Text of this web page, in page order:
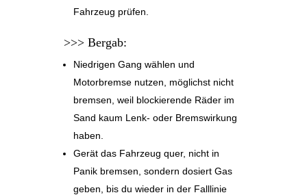
Fahrzeug prüfen.
>>> Bergab:
Niedrigen Gang wählen und
Motorbremse nutzen, möglichst nicht
bremsen, weil blockierende Räder im
Sand kaum Lenk- oder Bremswirkung
haben.
Gerät das Fahrzeug quer, nicht in
Panik bremsen, sondern dosiert Gas
geben, bis du wieder in der Falllinie